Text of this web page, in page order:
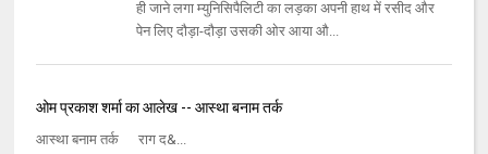
ही जाने लगा म्युनिसिपैलिटी का लड़का अपनी हाथ में रसीद और
पेन लिए दौड़ा-दौड़ा उसकी ओर आया औ...
ओम प्रकाश शर्मा का आलेख -- आस्था बनाम तर्क
आस्था बनाम तर्क राग द&...